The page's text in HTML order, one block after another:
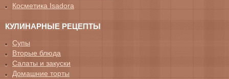
Косметика Isadora
КУЛИНАРНЫЕ РЕЦЕПТЫ
Супы
Вторые блюда
Салаты и закуски
Домашние торты